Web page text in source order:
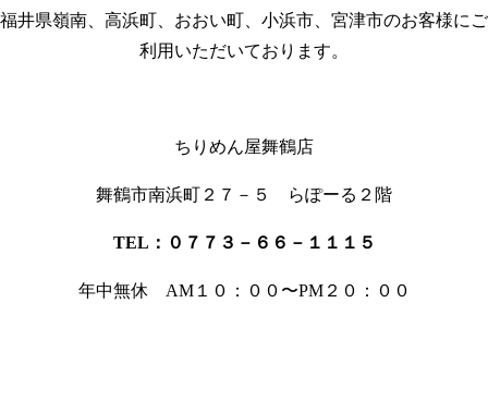
福井県嶺南、高浜町、おおい町、小浜市、宮津市のお客様にご
利用いただいております。
ちりめん屋舞鶴店
舞鶴市南浜町２７－５ らぽーる２階
TEL ：０７７３－６６－１１１５
年中無休 AM１０：００〜PM２０：００